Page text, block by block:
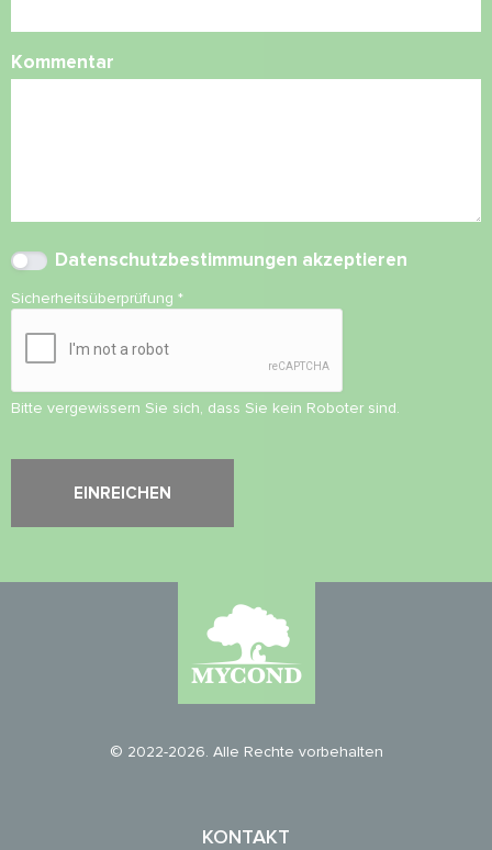
Kommentar
Datenschutzbestimmungen akzeptieren
Sicherheitsüberprüfung *
Bitte vergewissern Sie sich, dass Sie kein Roboter sind.
© 2022-2026. Alle Rechte vorbehalten
KONTAKT